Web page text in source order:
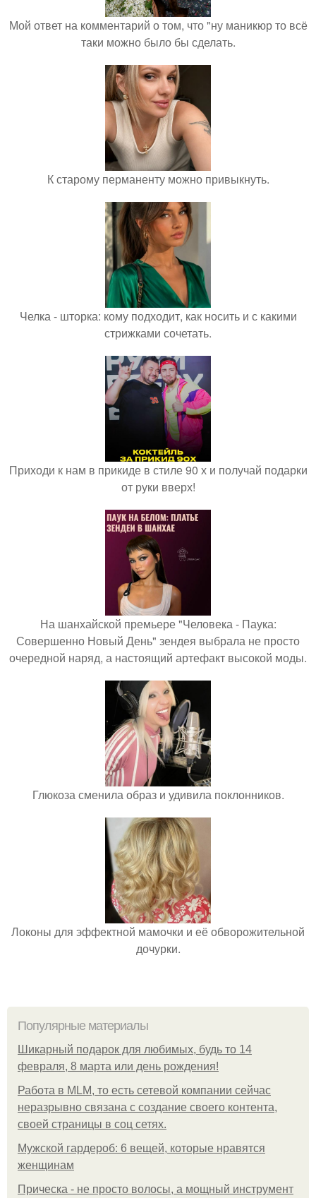
Мой ответ на комментарий о том, что "ну маникюр то всё
таки можно было бы сделать.
К старому перманенту можно привыкнуть.
Челка - шторка: кому подходит, как носить и с какими
стрижками сочетать.
Приходи к нам в прикиде в стиле 90 х и получай подарки
от руки вверх!
На шанхайской премьере "Человека - Паука:
Совершенно Новый День" зендея выбрала не просто
очередной наряд, а настоящий артефакт высокой моды.
Глюкоза сменила образ и удивила поклонников.
Локоны для эффектной мамочки и её обворожительной
дочурки.
Популярные материалы
Шикарный подарок для любимых, будь то 14
февраля, 8 марта или день рождения!
Работа в MLM, то есть сетевой компании сейчас
неразрывно связана с создание своего контента,
своей страницы в соц сетях.
Мужской гардероб: 6 вещей, которые нравятся
женщинам
Прическа - не просто волосы, а мощный инструмент